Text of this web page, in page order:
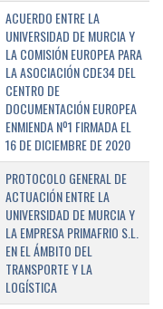
ACUERDO ENTRE LA
UNIVERSIDAD DE MURCIA Y
LA COMISIÓN EUROPEA PARA
LA ASOCIACIÓN CDE34 DEL
CENTRO DE
DOCUMENTACIÓN EUROPEA
ENMIENDA Nº1 FIRMADA EL
16 DE DICIEMBRE DE 2020
PROTOCOLO GENERAL DE
ACTUACIÓN ENTRE LA
UNIVERSIDAD DE MURCIA Y
LA EMPRESA PRIMAFRIO S.L.
EN EL ÁMBITO DEL
TRANSPORTE Y LA
LOGÍSTICA